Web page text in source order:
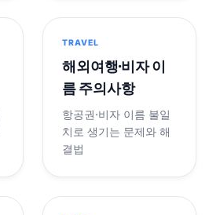
TRAVEL
해외여행·비자 이
름 주의사항
항공권·비자 이름 불일
치로 생기는 문제와 해
결법